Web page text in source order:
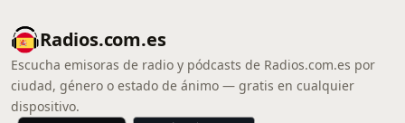
Radios.com.es
Escucha emisoras de radio y pódcasts de Radios.com.es por
ciudad, género o estado de ánimo — gratis en cualquier
dispositivo.